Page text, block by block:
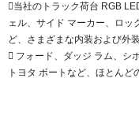
当社のトラック荷台 RGB
ェル、サイド マーカー、ロッ
ど、さまざまな内装および外
 フォード、ダッジ ラム、シ
トヨタ ボートなど、ほとんど